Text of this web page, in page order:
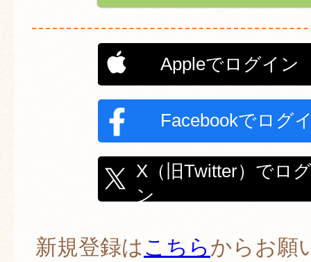
Appleでログイン
Facebookでログ
X（旧Twitter）でロ
ン
新規登録はこちらからお願